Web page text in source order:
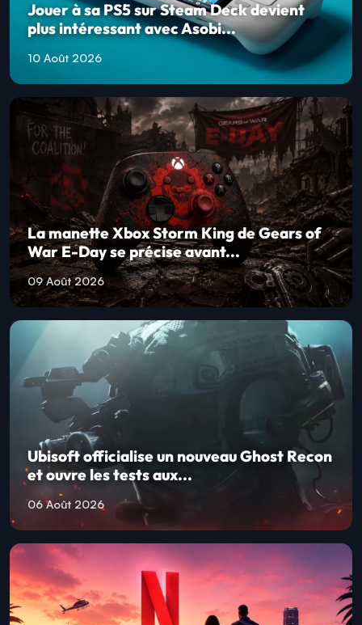
Jouer à sa PS5 sur Steam Deck devient
plus intéressant avec Asobi...
10 Août 2026
La manette Xbox Storm King de Gears of
War E-Day se précise avant...
09 Août 2026
Ubisoft officialise un nouveau Ghost Recon
et ouvre les tests aux...
06 Août 2026